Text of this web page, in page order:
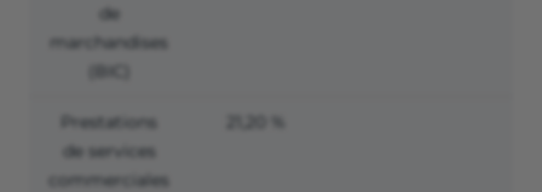
de
marchandises
(BIC)
Prestations
de services
commerciales
21,20 %